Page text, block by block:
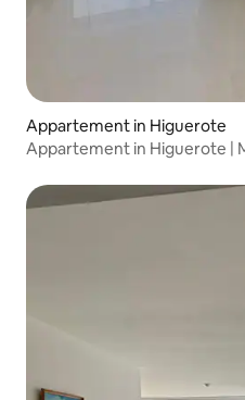
Appartement in Higuerote
Appartement in Higuerote |